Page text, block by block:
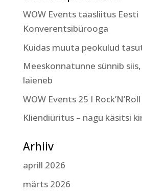
WOW Events taasliitus Eesti
Konverentsibürooga
Kuidas muuta peokulud
Meeskonnatunne sünnib siis,
laieneb
WOW Events 25 I
Kliendiüritus – nagu käsitsi
Arhiiv
aprill 2026
märts 2026